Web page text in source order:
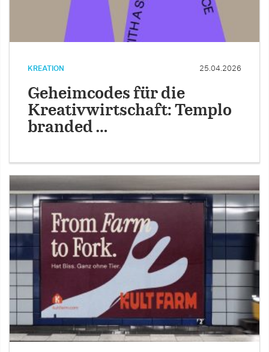
KREATION 25.04.2026
Geheimcodes für die
Kreativwirtschaft: Templo
branded …